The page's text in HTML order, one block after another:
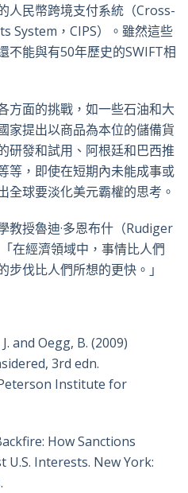
人民幣跨境支付系統（Cross-
System，CIPS）。雖然這些
不能與有50年歷史的SWIFT相
方面的挑戰，如一些石油和大
家提出以商品為本位的儲備貨
研發和試用、阿根廷和巴西推
等，即使在短期內未能成事或
全球要淡化美元霸權的思考。
教授魯迪·多恩布什（Rudiger
在經濟領域中，事情比人們
伐比人們所想的更快。」
and Oegg, B. (2009)
3rd edn.
Institute for
How Sanctions
U.S. Interests. New York: